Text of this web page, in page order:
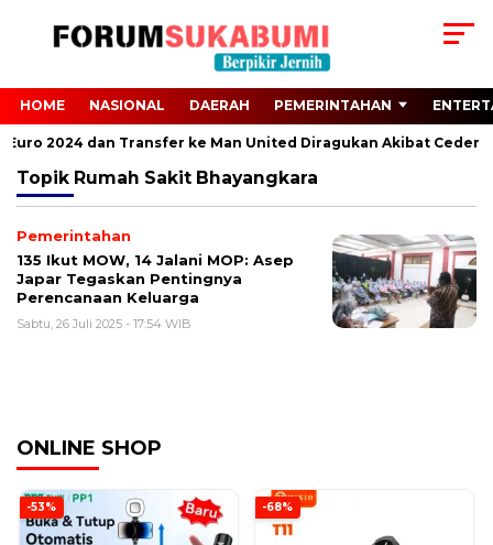
HOME NASIONAL DAERAH PEMERINTAHAN
2024 dan Transfer ke Man United Diragukan Akibat Cedera
Topik Rumah Sakit Bhayangkara
Pemerintahan
135 Ikut MOW, 14 Jalani MOP: Asep
Japar Tegaskan Pentingnya
Perencanaan Keluarga
Sabtu, 26 Juli 2025 - 17:54 WIB
ONLINE SHOP
-53% -68%